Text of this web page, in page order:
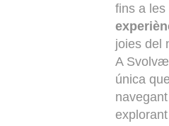
fins a les
joies del
A
única